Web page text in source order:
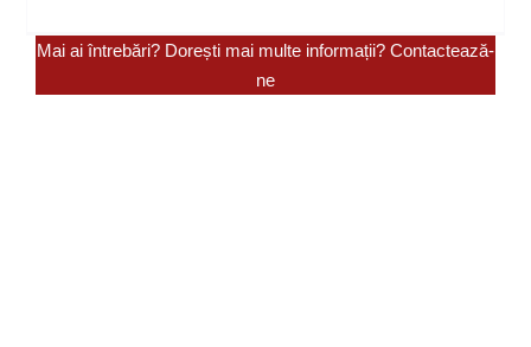
Mai ai întrebări? Dorești mai multe informații? Contactează-
ne